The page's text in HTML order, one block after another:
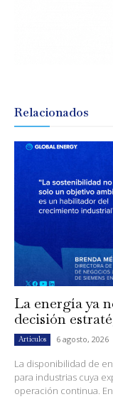
Relacionados
La energía ya
decisión
Artículos 6 agosto, 2026
La disponibilidad de
para industrias cuya
operación continua.